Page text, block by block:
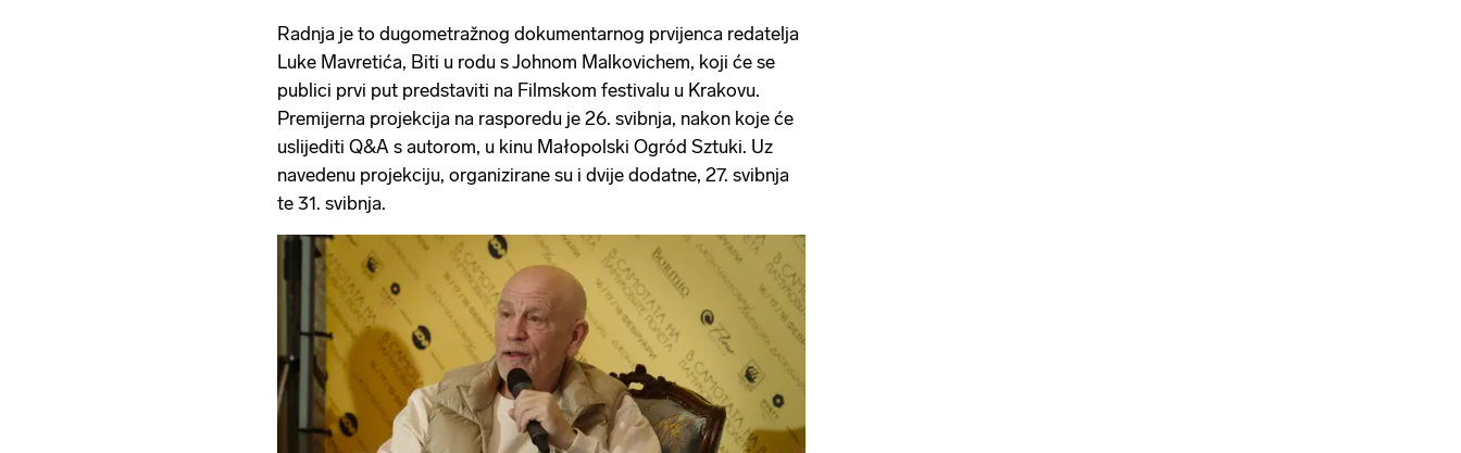
Radnja je to dugometražnog dokumentarnog prvijenca redatelja
Luke Mavretića, Biti u rodu s Johnom Malkovichem, koji će se
publici prvi put predstaviti na Filmskom festivalu u Krakovu.
Premijerna projekcija na rasporedu je 26. svibnja, nakon koje će
uslijediti Q&A s autorom, u kinu Małopolski Ogród Sztuki. Uz
navedenu projekciju, organizirane su i dvije dodatne, 27. svibnja
te 31. svibnja.